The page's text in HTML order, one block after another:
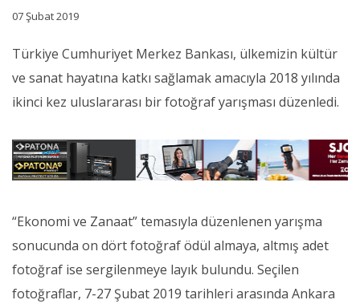
07 Şubat 2019
Türkiye Cumhuriyet Merkez Bankası, ülkemizin kültür
ve sanat hayatına katkı sağlamak amacıyla 2018 yılında
ikinci kez uluslararası bir fotoğraf yarışması düzenledi.
“Ekonomi ve Zanaat” temasıyla düzenlenen yarışma
sonucunda on dört fotoğraf ödül almaya, altmış adet
fotoğraf ise sergilenmeye layık bulundu. Seçilen
fotoğraflar, 7-27 Şubat 2019 tarihleri arasında Ankara